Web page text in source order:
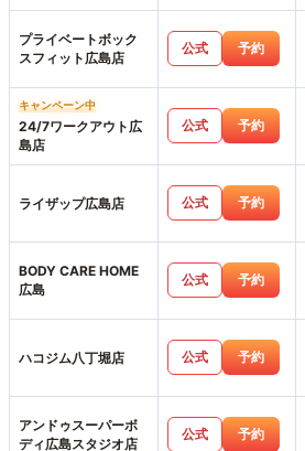
プライベートボック
スフィット広島店
公式 予約
キャンペーン中
24/7ワークアウト広
島店
公式 予約
ライザップ広島店 公式 予約
BODY CARE HOME
広島
公式 予約
ハコジム八丁堀店 公式 予約
アンドゥスーパーボ
ディ広島スタジオ店
公式 予約